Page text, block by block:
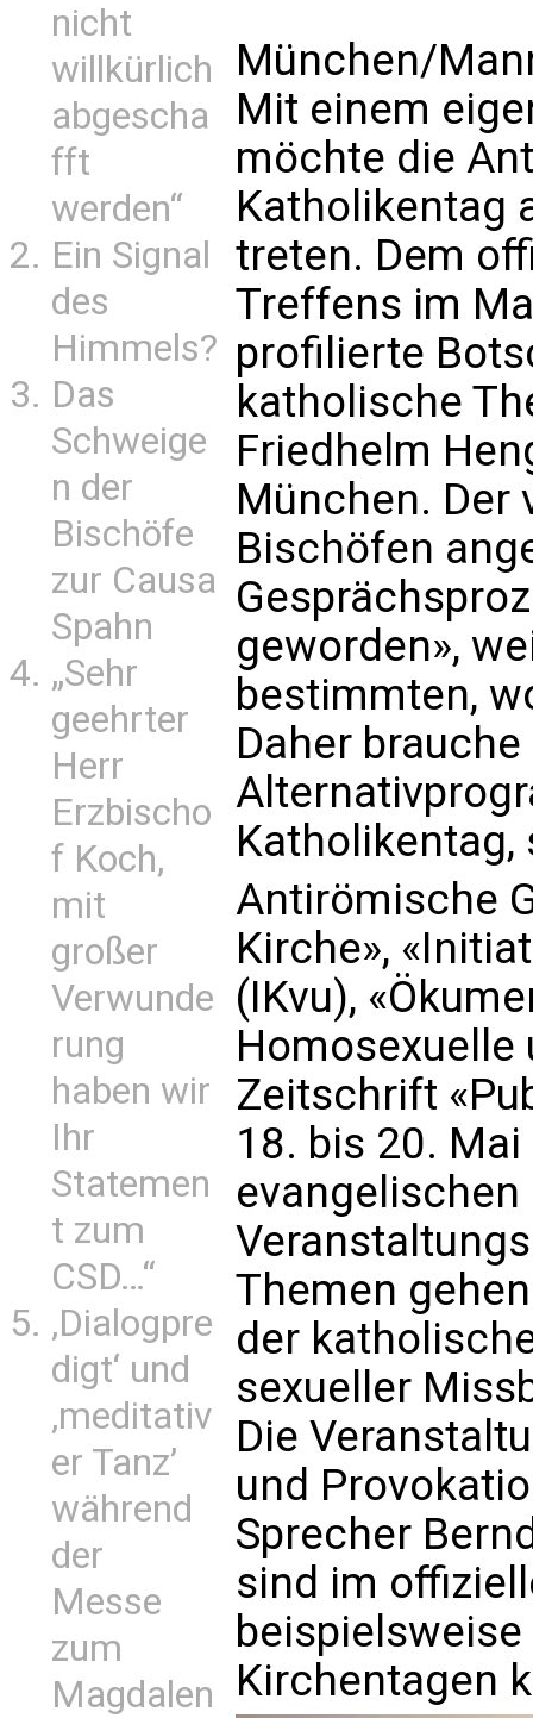
nicht
willkürlich
abgescha
fft
werden“
Ein Signal
des
Himmels?
Das
Schweige
n der
Bischöfe
zur Causa
Spahn
„Sehr
geehrter
Herr
Erzbischo
f Koch,
mit
großer
Verwunde
rung
haben wir
Ihr
Statemen
t zum
CSD…“
‚Dialogpre
digt‘ und
‚meditativ
er Tanz’
während
der
Messe
zum
Magdalen
München/
Mit einem
möchte die
Katholikentag
treten. Dem
Treffens im
profilierte
katholische
Friedhelm
München. Der
Bischöfen
geworden»,
bestimmten,
Daher
Katholikentag,
Antirömische
Kirche»,
(IKvu),
Homosexuelle
Zeitschrift
18. bis 20.
Themen
der
sexueller
Die
und
Sprecher
sind im
Kirchentagen